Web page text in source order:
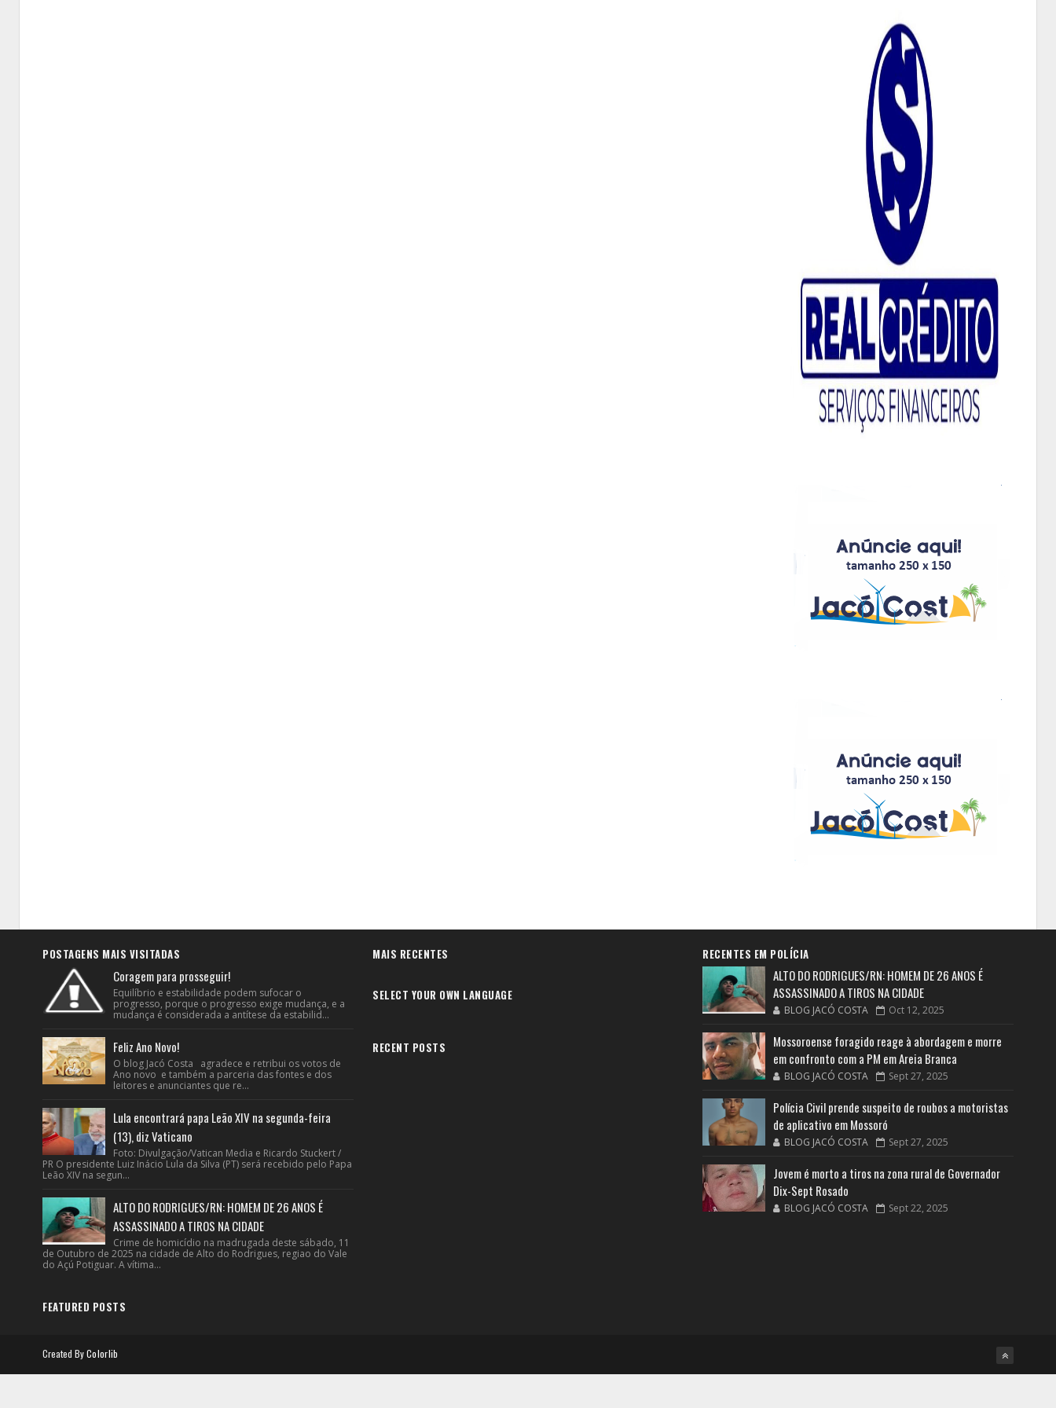
POSTAGENS MAIS VISITADAS
Coragem para prosseguir!
Equilíbrio e estabilidade podem sufocar o
progresso, porque o progresso exige mudança, e a
mudança é considerada a antítese da estabilid...
Feliz Ano Novo!
O blog Jacó Costa agradece e retribui os votos de
Ano novo e também a parceria das fontes e dos
leitores e anunciantes que re...
Lula encontrará papa Leão XIV na segunda-feira
(13), diz Vaticano
Foto: Divulgação/Vatican Media e Ricardo Stuckert /
PR O presidente Luiz Inácio Lula da Silva (PT) será recebido pelo Papa
Leão XIV na segun...
ALTO DO RODRIGUES/RN: HOMEM DE 26 ANOS É
ASSASSINADO A TIROS NA CIDADE
Crime de homicídio na madrugada deste sábado, 11
de Outubro de 2025 na cidade de Alto do Rodrigues, regiao do Vale
do Açú Potiguar. A vítima...
FEATURED POSTS
MAIS RECENTES
SELECT YOUR OWN LANGUAGE
RECENT POSTS
RECENTES EM POLÍCIA
ALTO DO RODRIGUES/RN: HOMEM DE 26 ANOS É
ASSASSINADO A TIROS NA CIDADE
BLOG JACÓ COSTA Oct 12, 2025
Mossoroense foragido reage à abordagem e morre
em confronto com a PM em Areia Branca
BLOG JACÓ COSTA Sept 27, 2025
Polícia Civil prende suspeito de roubos a motoristas
de aplicativo em Mossoró
BLOG JACÓ COSTA Sept 27, 2025
Jovem é morto a tiros na zona rural de Governador
Dix-Sept Rosado
BLOG JACÓ COSTA Sept 22, 2025
Created ByColorlib